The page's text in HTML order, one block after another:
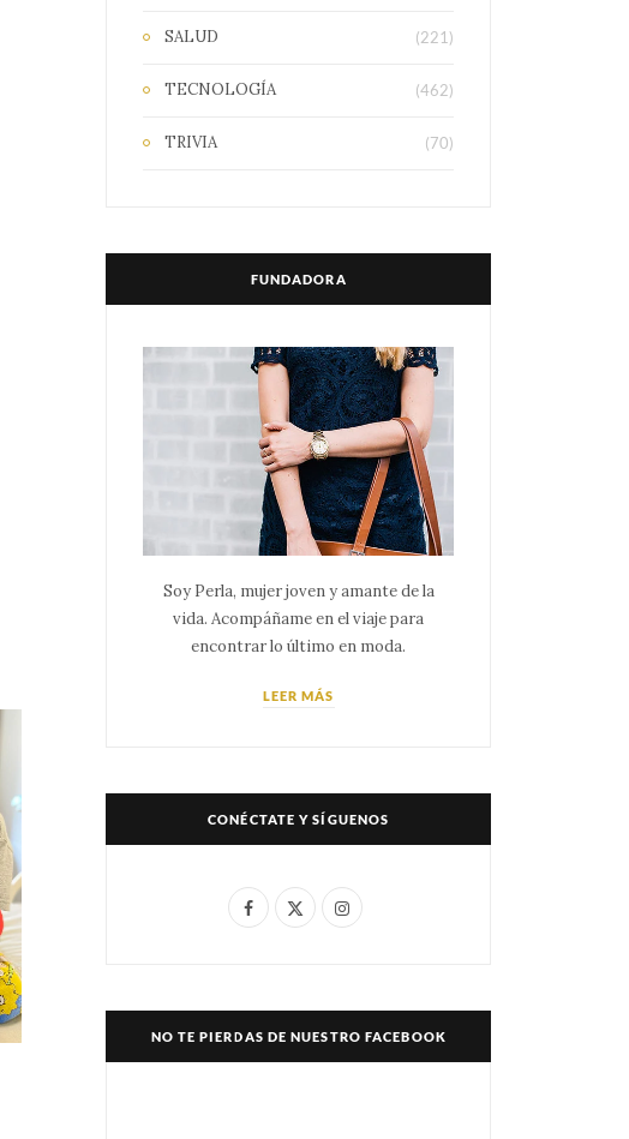
SALUD (221)
TECNOLOGÍA (462)
TRIVIA (70)
FUNDADORA
Soy Perla, mujer joven y amante de la
vida. Acompáñame en el viaje para
encontrar lo último en moda.
LEER MÁS
CONÉCTATE Y SÍGUENOS
F
e
X
w
I
t
NO TE PIERDAS DE NUESTRO FACEBOOK